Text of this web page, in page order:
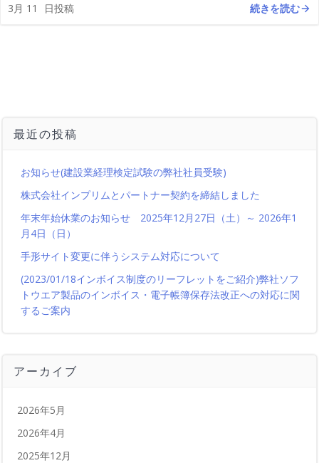
3月 11 日投稿 続きを読む
最近の投稿
お知らせ(建設業経理検定試験の弊社社員受験)
株式会社インプリムとパートナー契約を締結しました
年末年始休業のお知らせ 2025年12月27日（土）～ 2026年1
月4日（日）
手形サイト変更に伴うシステム対応について
(2023/01/18インボイス制度のリーフレットをご紹介)弊社ソフ
トウエア製品のインボイス・電子帳簿保存法改正への対応に関
するご案内
アーカイブ
2026年5月
2026年4月
2025年12月